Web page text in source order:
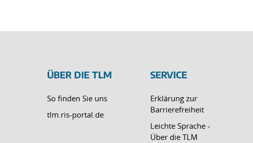
ÜBER DIE TLM
So finden Sie uns
tlm.ris-portal.de
SERVICE
Erklärung zur
Barrierefreiheit
Leichte Sprache -
Über die TLM